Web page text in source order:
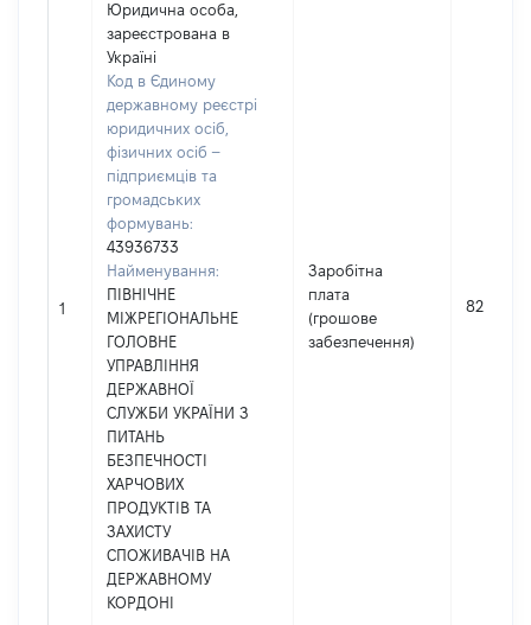
1
Юридична особа,
зареєстрована в
Україні
Код в Єдиному
державному реєстрі
юридичних осіб,
фізичних осіб –
підприємців та
громадських
формувань:
43936733
Найменування:
ПІВНІЧНЕ
МІЖРЕГІОНАЛЬНЕ
ГОЛОВНЕ
УПРАВЛІННЯ
ДЕРЖАВНОЇ
СЛУЖБИ УКРАЇНИ З
ПИТАНЬ
БЕЗПЕЧНОСТІ
ХАРЧОВИХ
ПРОДУКТІВ ТА
ЗАХИСТУ
СПОЖИВАЧІВ НА
ДЕРЖАВНОМУ
КОРДОНІ
Заробітна
плата
(грошове
забезпечення)
82846